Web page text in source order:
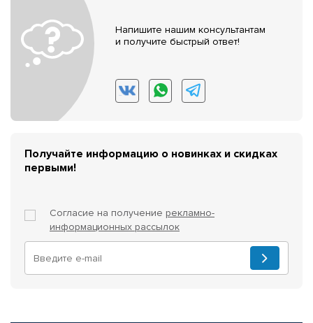
Напишите нашим консультантам
и получите быстрый ответ!
Получайте информацию о новинках и скидках
первыми!
Согласие на получение рекламно-
информационных рассылок